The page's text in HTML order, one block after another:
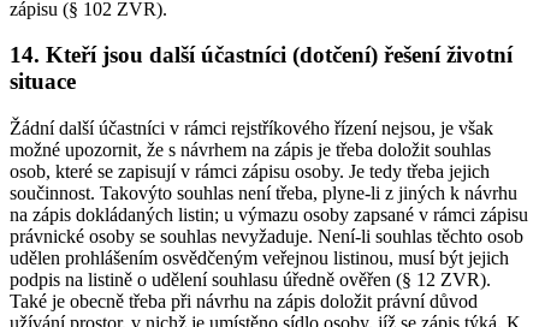
zápisu (§ 102 ZVR).
14. Kteří jsou další účastníci (dotčení) řešení životní
situace
Žádní další účastníci v rámci rejstříkového řízení nejsou, je však
možné upozornit, že s návrhem na zápis je třeba doložit souhlas
osob, které se zapisují v rámci zápisu osoby. Je tedy třeba jejich
součinnost. Takovýto souhlas není třeba, plyne-li z jiných k návrhu
na zápis dokládaných listin; u výmazu osoby zapsané v rámci zápisu
právnické osoby se souhlas nevyžaduje. Není-li souhlas těchto osob
udělen prohlášením osvědčeným veřejnou listinou, musí být jejich
podpis na listině o udělení souhlasu úředně ověřen (§ 12 ZVR).
Také je obecně třeba při návrhu na zápis doložit právní důvod
užívání prostor, v nichž je umístěno sídlo osoby, jíž se zápis týká. K